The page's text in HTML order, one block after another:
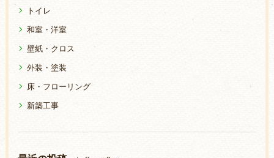
トイレ
和室・洋室
壁紙・クロス
外装・塗装
床・フローリング
新築工事